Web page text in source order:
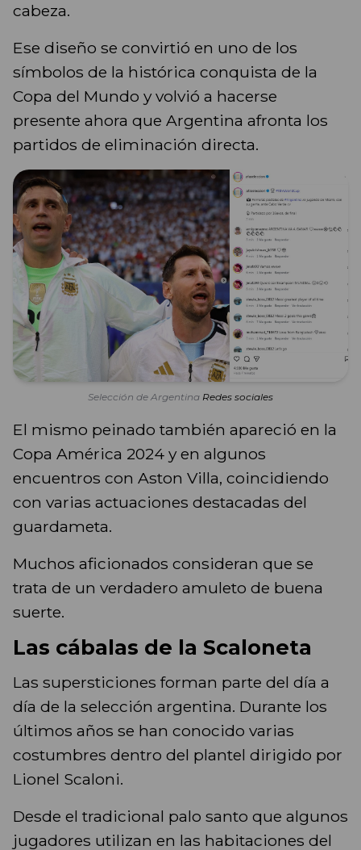
cabeza.
Ese diseño se convirtió en uno de los
símbolos de la histórica conquista de la
Copa del Mundo y volvió a hacerse
presente ahora que Argentina afronta los
partidos de eliminación directa.
Selección de Argentina Redes sociales
El mismo peinado también apareció en la
Copa América 2024 y en algunos
encuentros con Aston Villa, coincidiendo
con varias actuaciones destacadas del
guardameta.
Muchos aficionados consideran que se
trata de un verdadero amuleto de buena
suerte.
Las cábalas de la Scaloneta
Las supersticiones forman parte del día a
día de la selección argentina. Durante los
últimos años se han conocido varias
costumbres dentro del plantel dirigido por
Lionel Scaloni.
Desde el tradicional palo santo que algunos
jugadores utilizan en las habitaciones del